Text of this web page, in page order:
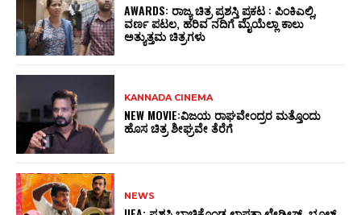
AWARDS: ರಾಜ್ಯ ಚಿತ್ರ ಪ್ರಶಸ್ತಿ ಪ್ರಕಟ : ಪಿಂಕಿಎಲ್ಲಿ,
ವರ್ಣ ಪಟಲ, ಹರಿವ ನದಿಗೆ ಮೈಯೆಲ್ಲಾ ಕಾಲು
ಅತ್ಯುತ್ತಮ ಚಿತ್ರಗಳು
KANNADA CINEMA
NEW MOVIE:ವಿಜಯ ರಾಘವೇಂದ್ರರ ಮತ್ತೊಂದು
ಹೊಸ ಚಿತ್ರ ಶೀಘ್ರವೇ ತೆರೆಗೆ
NEWS